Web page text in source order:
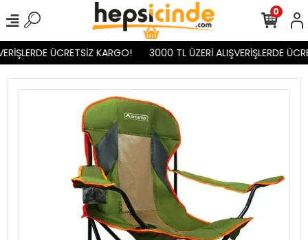
ÜCRETSİZ KARGO! 3000 TL ÜZERİ ALIŞVERİŞLERDE
0